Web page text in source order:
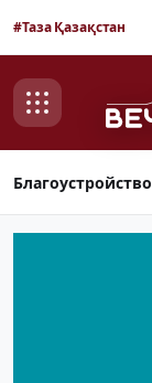
#Таза Қазақстан
Благоустройство